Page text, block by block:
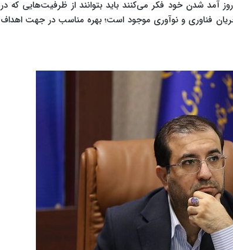
آمد شدن خود فکر می‌کنند باید بتوانند از ظرفیت‌هایی که در
فناوری و نوآوری موجود است؛ بهره مناسب در جهت اهداف